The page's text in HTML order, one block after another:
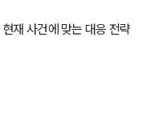
재 사건에 맞는 대응 전략